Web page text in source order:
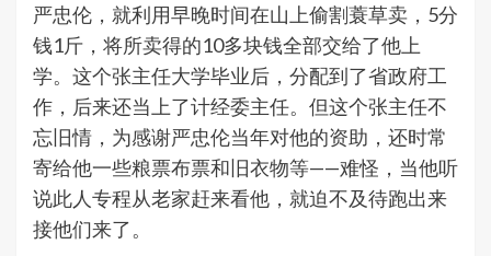
严忠伦，就利用早晚时间在山上偷割蓑草卖，5分
钱1斤，将所卖得的10多块钱全部交给了他上
学。这个张主任大学毕业后，分配到了省政府工
作，后来还当上了计经委主任。但这个张主任不
忘旧情，为感谢严忠伦当年对他的资助，还时常
寄给他一些粮票布票和旧衣物等——难怪，当他听
说此人专程从老家赶来看他，就迫不及待跑出来
接他们来了。